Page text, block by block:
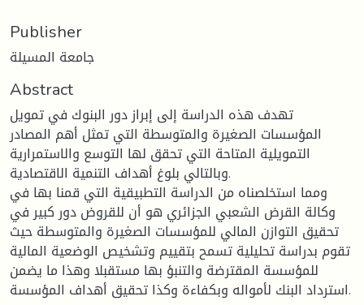
Publisher
جامعة المسيلة
Abstract
تهدف هذه الدراسة إلى إبراز دور البنوك في تمويل
المؤسسات الصغيرة والمتوسطة التي تمثل أهم المصادر
التمويلية المتاحة التي تحقق لها التوسع والاستمرارية
وبالتالي بلوغ أهداف التنمية الاقتصادية.
ومما استخلصناه من الدراسة التطبيقية التي قمنا بها في
وكالة القرض الشعبي الجزائري هو أن للقروض دور كبير في
تحقيق التوازن المالي للمؤسسات الصغيرة والمتوسطة حيث
تقوم بدراسة تحليلية تسمح بتقييم وتشخيص الوضعية المالية
للمؤسسة المقترضة والتنبؤ بها مستقبلا وهذا ما يضمن
استرداد البنك لأمواله وبكفاءة وكذا تحقيق أهداف المؤسسة.